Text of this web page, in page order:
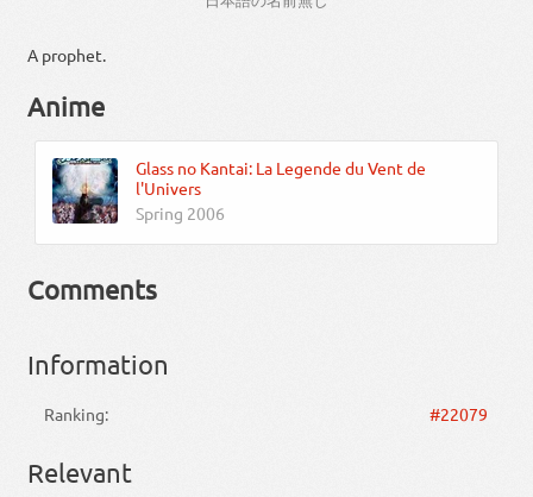
A prophet.
Anime
Glass no Kantai: La Legende du Vent de
l'Univers
Spring 2006
Comments
Information
Ranking: #22079
Relevant